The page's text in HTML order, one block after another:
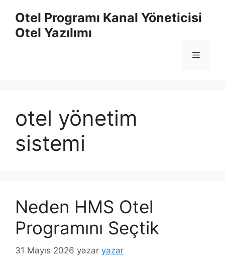
Otel Programı Kanal Yöneticisi
Otel Yazılımı
Menü
otel yönetim
sistemi
Neden HMS Otel
Programını Seçtik
31 Mayıs 2026 yazar yazar